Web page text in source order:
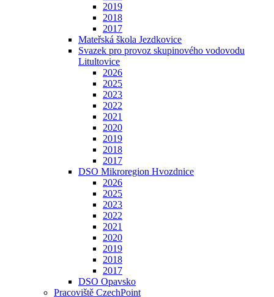
2019
2018
2017
Mateřská škola Jezdkovice
Svazek pro provoz skupinového vodovodu
Litultovice
2026
2025
2023
2022
2021
2020
2019
2018
2017
DSO Mikroregion Hvozdnice
2026
2025
2023
2022
2021
2020
2019
2018
2017
DSO Opavsko
Pracoviště CzechPoint